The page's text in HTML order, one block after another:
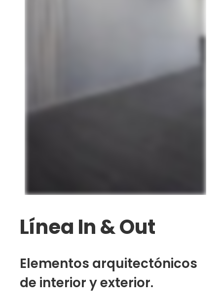
Línea In & Out
Elementos arquitectónicos
de interior y exterior.